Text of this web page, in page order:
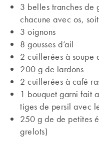
3 belles tranches de
chacune avec os,
3 oignons
8 gousses d’ail
2 cuillerées à soupe
200 g de lardons
2 cuillerées à café
1 bouquet garni fait
tiges de persil avec
250 g de de petites
grelots)